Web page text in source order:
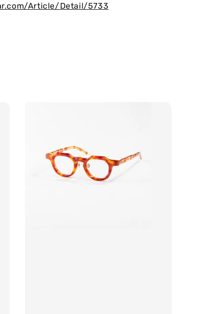
Article/Detail/5733